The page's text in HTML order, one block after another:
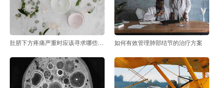
肚脐下方疼痛严重时应该寻求哪些医疗建议 如何有效管理肺部结节的治疗方案